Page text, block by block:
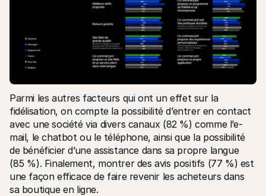
Parmi les autres facteurs qui ont un effet sur la
fidélisation, on compte la possibilité d’entrer en contact
avec une société via divers canaux (82 %) comme l’e-
mail, le chatbot ou le téléphone, ainsi que la possibilité
de bénéficier d’une assistance dans sa propre langue
(85 %). Finalement, montrer des avis positifs (77 %) est
une façon efficace de faire revenir les acheteurs dans
sa boutique en ligne.